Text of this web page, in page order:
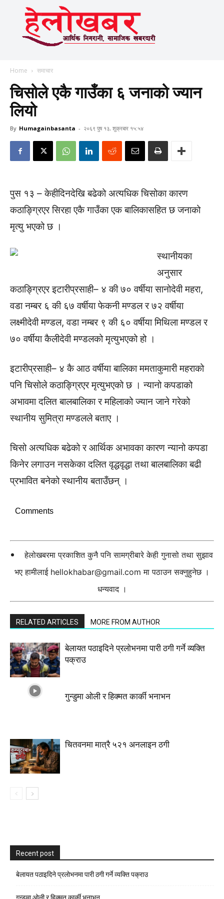
Home समाचार
चिसोले एकै गाउँका ६ जनाको ज्यान
लियो
By Humagainbasanta - २०६९ पुष १३, शुक्रबार १५:५४
पुस १३ – केहीदिनदेखि बढेको अत्यधिक चिसोका कारण
कठाङ्ग्रिएर सिरहा एकै गाउँका एक बालिकासहित छ जनाको
मृत्यु भएको छ ।
स्थानीयका
अनुसार
कठाङ्ग्रिएर इटारीप्रसाही– ४ की ७० वर्षीया सानोदेवी महरा,
वडा नम्बर ६ की ६७ वर्षीया फेकनी मण्डल र ७२ वर्षीया
लक्ष्मीदेवी मण्डल, वडा नम्बर ९ की ६० वर्षीया मिथिला मण्डल र
७० वर्षीया कैलीदेवी मण्डलको मृत्युभएको हो ।
इटारीप्रसाही– ४ कै आठ वर्षीया बालिका ममताकुमारी महराको
पनि चिसोले कठाङ्ग्रिएर मृत्युभएको छ । न्यानो कपडाको
अभावमा दलित बालबालिका र महिलाको ज्यान जाने गरेको
स्थानीय सुमित्रा मण्डलले बताए ।
चिसो अत्यधिक बढेको र आर्थिक अभावका कारण न्यानो कपडा
किनेर लगाउन नसकेका दलित वृद्धवृद्धा तथा बालबालिका बढी
प्रभावित बनेको स्थानीय बताउँछन् ।
Comments
हेलोखबरमा प्रकाशित कुनै पनि सामग्रीबारे केही गुनासो तथा सुझाव
भए हामीलाई hellokhabar@gmail.com मा पठाउन सक्नुहुनेछ ।
धन्यवाद ।
RELATED ARTICLES MORE FROM AUTHOR
बेलायत पठाइदिने प्रलाेभनमा पारी ठगी गर्ने व्यक्ति
पक्राउ
गुन्डुमा ओली र हिक्मत कार्की भनाभन
चितवनमा मात्रै ५२१ अनलाइन ठगी
Recent post
बेलायत पठाइदिने प्रलाेभनमा पारी ठगी गर्ने व्यक्ति पक्राउ